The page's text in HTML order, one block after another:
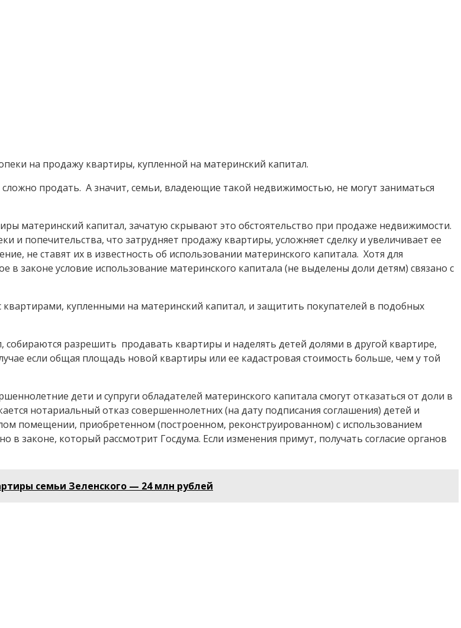
на продажу квартиры, купленной на материнский капитал.
продать. А значит, семьи, владеющие такой недвижимостью, не могут заниматься
материнский капитал, зачатую скрывают это обстоятельство при продаже недвижимости.
и попечительства, что затрудняет продажу квартиры, усложняет сделку и увеличивает ее
не ставят их в известность об использовании материнского капитала. Хотя для
в законе условие использование материнского капитала (не выделены доли детям) связано с
квартирами, купленными на материнский капитал, и защитить покупателей в подобных
разрешить продавать квартиры и наделять детей долями в другой квартире,
если общая площадь новой квартиры или ее кадастровая стоимость больше, чем у той
дети и супруги обладателей материнского капитала смогут отказаться от доли в
нотариальный отказ совершеннолетних (на дату подписания соглашения) детей и
помещении, приобретенном (построенном, реконструированном) с использованием
в законе, который рассмотрит Госдума. Если изменения примут, получать согласие органов
семьи Зеленского — 24 млн рублей